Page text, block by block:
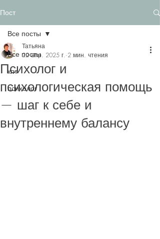
Пост
Все посты
кпт
психолог
Все посты
Психолог и
психологическая помощь
— шаг к себе и
внутреннему балансу
Татьяна
22 апр. 2025 г. 2 мин. чтения